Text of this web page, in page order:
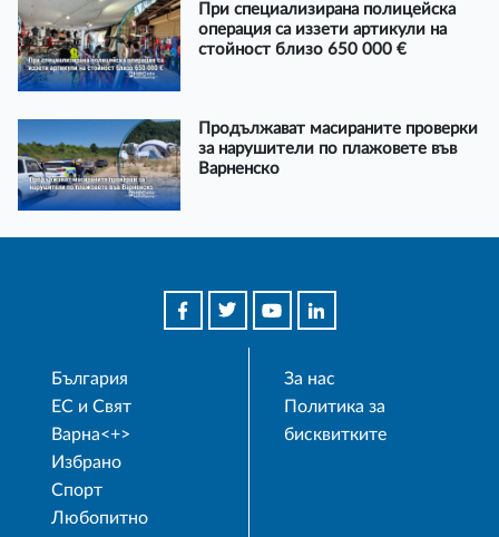
При специализирана полицейска
операция са иззети артикули на
стойност близо 650 000 €
Продължават масираните проверки
за нарушители по плажовете във
Варненско
България
ЕС и Свят
Варна<+>
Избрано
Спорт
Любопитно
За нас
Политика за
бисквитките